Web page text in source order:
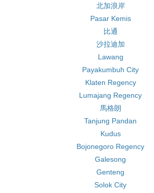
北加浪岸
Pasar Kemis
比通
沙拉迪加
Lawang
Payakumbuh City
Klaten Regency
Lumajang Regency
馬格朗
Tanjung Pandan
Kudus
Bojonegoro Regency
Galesong
Genteng
Solok City